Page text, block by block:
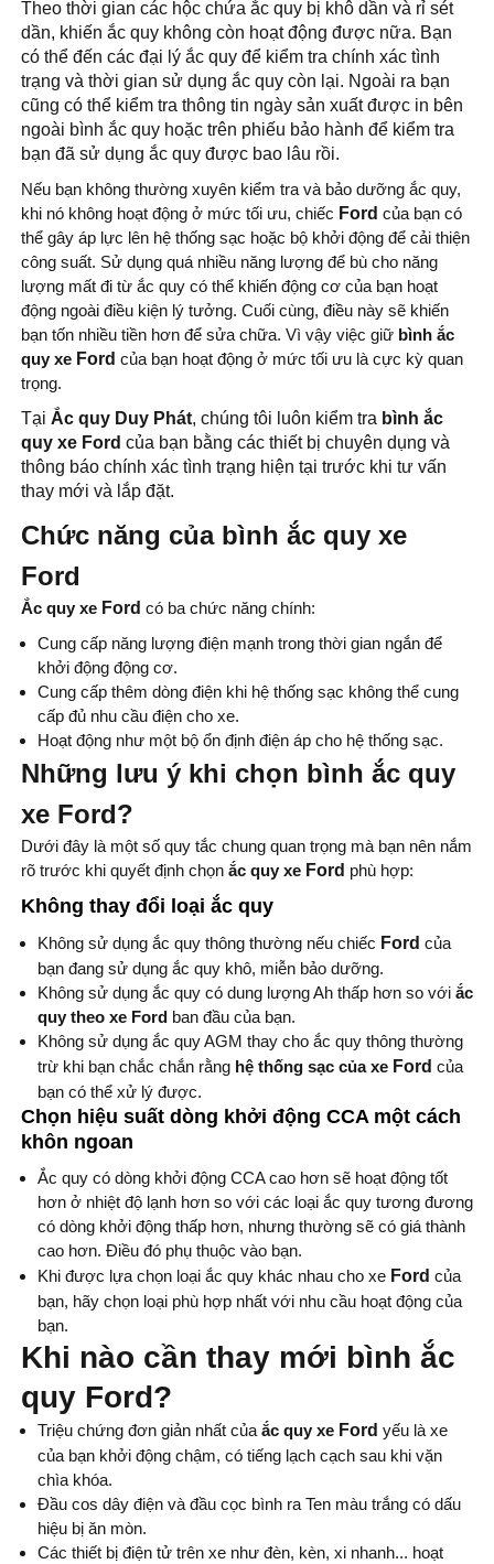
Theo thời gian các hộc chứa ắc quy bị khô dần và rỉ sét
dần, khiến ắc quy không còn hoạt động được nữa. Bạn
có thể đến các đại lý ắc quy để kiểm tra chính xác tình
trạng và thời gian sử dụng ắc quy còn lại. Ngoài ra bạn
cũng có thể kiểm tra thông tin ngày sản xuất được in bên
ngoài bình ắc quy hoặc trên phiếu bảo hành để kiểm tra
bạn đã sử dụng ắc quy được bao lâu rồi.
Nếu bạn không thường xuyên kiểm tra và bảo dưỡng ắc quy,
khi nó không hoạt động ở mức tối ưu, chiếc Ford của bạn có
thể gây áp lực lên hệ thống sạc hoặc bộ khởi động để cải thiện
công suất. Sử dụng quá nhiều năng lượng để bù cho năng
lượng mất đi từ ắc quy có thể khiến động cơ của bạn hoạt
động ngoài điều kiện lý tưởng. Cuối cùng, điều này sẽ khiến
bạn tốn nhiều tiền hơn để sửa chữa. Vì vậy việc giữ bình ắc
quy xe Ford của bạn hoạt động ở mức tối ưu là cực kỳ quan
trọng.
Tại Ắc quy Duy Phát, chúng tôi luôn kiểm tra bình ắc
quy xe Ford của bạn bằng các thiết bị chuyên dụng và
thông báo chính xác tình trạng hiện tại trước khi tư vấn
thay mới và lắp đặt.
Chức năng của bình ắc quy xe
Ford
Ắc quy xe Ford có ba chức năng chính:
Cung cấp năng lượng điện mạnh trong thời gian ngắn để
khởi động động cơ.
Cung cấp thêm dòng điện khi hệ thống sạc không thể cung
cấp đủ nhu cầu điện cho xe.
Hoạt động như một bộ ổn định điện áp cho hệ thống sạc.
Những lưu ý khi chọn bình ắc quy
xe Ford?
Dưới đây là một số quy tắc chung quan trọng mà bạn nên nắm
rõ trước khi quyết định chọn ắc quy xe Ford phù hợp:
Không thay đổi loại ắc quy
Không sử dụng ắc quy thông thường nếu chiếc Ford của
bạn đang sử dụng ắc quy khô, miễn bảo dưỡng.
Không sử dụng ắc quy có dung lượng Ah thấp hơn so với ắc
quy theo xe Ford ban đầu của bạn.
Không sử dụng ắc quy AGM thay cho ắc quy thông thường
trừ khi bạn chắc chắn rằng hệ thống sạc của xe Ford của
bạn có thể xử lý được.
Chọn hiệu suất dòng khởi động CCA một cách
khôn ngoan
Ắc quy có dòng khởi động CCA cao hơn sẽ hoạt động tốt
hơn ở nhiệt độ lạnh hơn so với các loại ắc quy tương đương
có dòng khởi động thấp hơn, nhưng thường sẽ có giá thành
cao hơn. Điều đó phụ thuộc vào bạn.
Khi được lựa chọn loại ắc quy khác nhau cho xe Ford của
bạn, hãy chọn loại phù hợp nhất với nhu cầu hoạt động của
bạn.
Khi nào cần thay mới bình ắc
quy Ford?
Triệu chứng đơn giản nhất của ắc quy xe Ford yếu là xe
của bạn khởi động chậm, có tiếng lạch cạch sau khi vặn
chìa khóa.
Đầu cos dây điện và đầu cọc bình ra Ten màu trắng có dấu
hiệu bị ăn mòn.
Các thiết bị điện tử trên xe như đèn, kèn, xi nhanh... hoạt